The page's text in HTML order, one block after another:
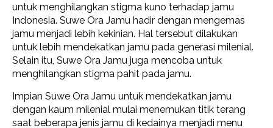
untuk menghilangkan stigma kuno terhadap jamu
Indonesia. Suwe Ora Jamu hadir dengan mengemas
jamu menjadi lebih kekinian. Hal tersebut dilakukan
untuk lebih mendekatkan jamu pada generasi milenial.
Selain itu, Suwe Ora Jamu juga mencoba untuk
menghilangkan stigma pahit pada jamu.
Impian Suwe Ora Jamu untuk mendekatkan jamu
dengan kaum milenial mulai menemukan titik terang
saat beberapa jenis jamu di kedainya menjadi menu